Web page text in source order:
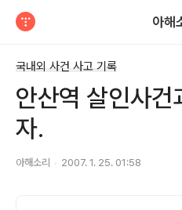
아해
국내외 사건 사고 기록
안산역 살인사건
자.
아해소리 2007. 1. 25. 01:58